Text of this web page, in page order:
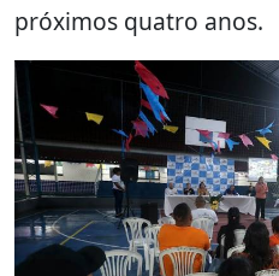
próximos quatro anos.